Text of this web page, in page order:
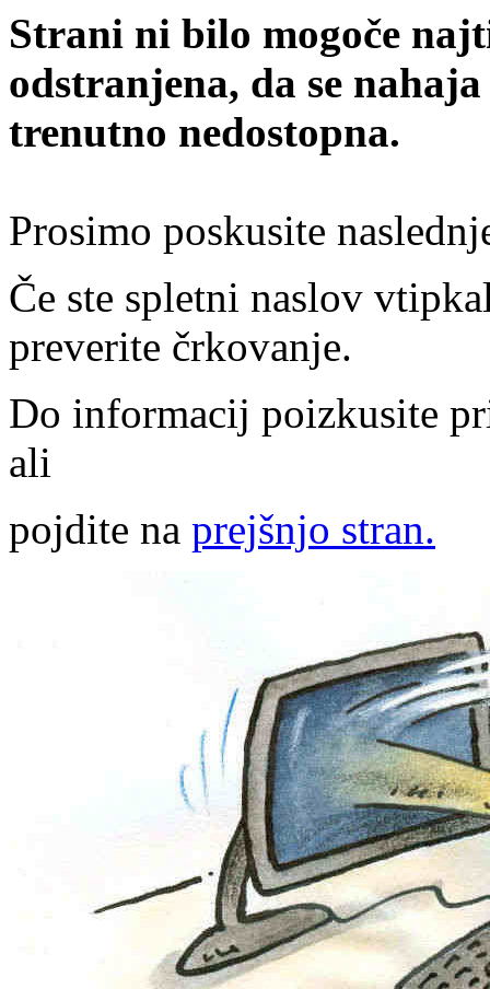
Strani ni bilo mogoče
odstranjena, da se
trenutno nedostopna.
Prosimo poskusite
Če ste spletni naslov
preverite črkovanje.
Do informacij poizkusite
ali
pojdite na prejšnjo stran.